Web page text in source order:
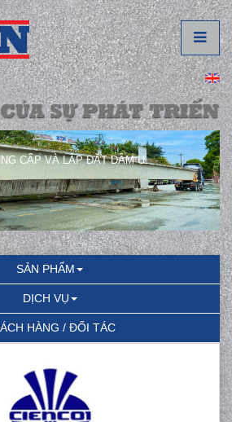
CẤP VÀ LẮP ĐẶT DẦM U.
SẢN PHẨM
DỊCH VỤ
HÀNG / ĐỐI TÁC